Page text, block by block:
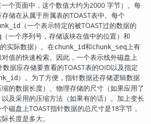
一个页面中，这个数值大约为2000 字节）。每
储在从属于所属表的TOAST表中。每个
（一个表示特定的被TOAST过的数据的
（一个序列号，存储该块在值中的位置）和
的实际数据）。在chunk_id和chunk_seq上有
值的快速检索。因此，一个表示线外磁盘上
数据应存储要查看的TOAST表的OID以及指定
）。为了方便，指针数据还存储逻辑数据
的数据长度）、物理存储的尺寸（如果应用了
及采用的压缩方法（如果有的话）。加上变长
磁盘上TOAST指针数据的总尺寸是18字节，
长度是多大。